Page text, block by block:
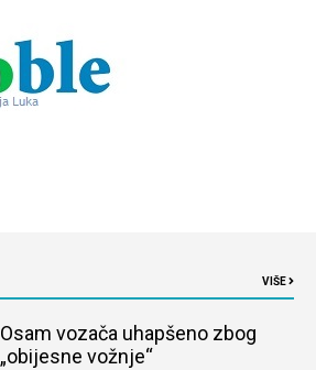
VIŠE
Osam vozača uhapšeno zbog
„obijesne vožnje“